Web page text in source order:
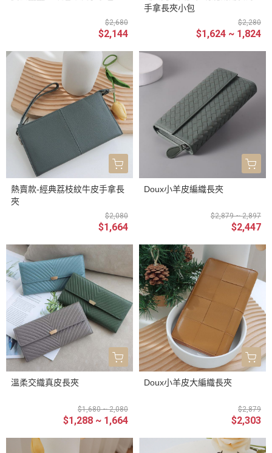
$2,680
$2,144
手拿長夾小包
$2,280
$1,624 ~ 1,824
熱賣款-經典荔枝紋牛皮手拿長
夾
$2,080
$1,664
Doux小羊皮編織長夾
$2,879 ~ 2,897
$2,447
溫柔交織真皮長夾
$1,680 ~ 2,080
$1,288 ~ 1,664
Doux小羊皮大編織長夾
$2,879
$2,303